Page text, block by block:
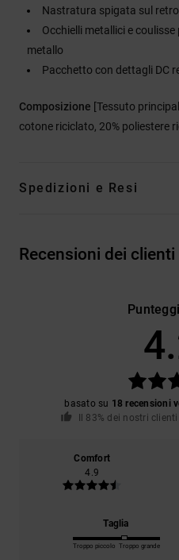
Nastratura spigata sul
Occhielli metallici e
metallo
Pacchetto con dettagli DC
Composizione [Tessuto
cotone riciclato, 20% poliestere
Spedizioni e Resi
Recensioni dei clienti
basato su 18 recensioni
Il 83% dei nostri
Comfort
4.9
Taglia
Troppo piccolo Troppo grande